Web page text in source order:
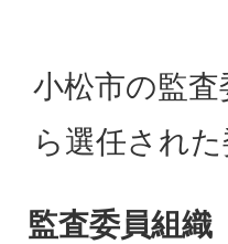
小松市の監
ら選任され
監査委員組織